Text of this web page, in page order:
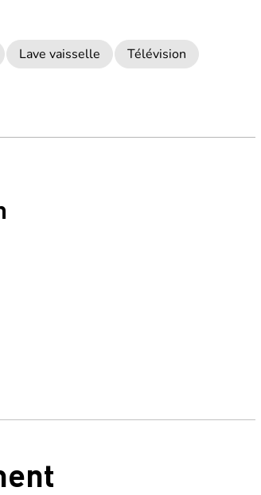
Lave vaisselle
Télévision